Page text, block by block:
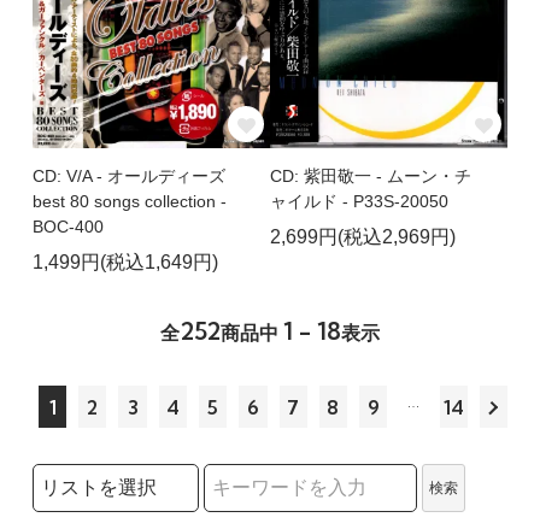
CD: V/A - オールディーズ
best 80 songs collection -
BOC-400
1,499円(税込1,649円)
CD: 紫田敬一 - ムーン・チ
ャイルド - P33S-20050
2,699円(税込2,969円)
全252商品中 1 - 18表示
1 2 3 4 5 6 7 8 9 14
検索リストの選択
検索